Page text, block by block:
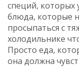
специй, которых
блюда, которые
просыпаться с
холодильнике
Просто еда,
она должна